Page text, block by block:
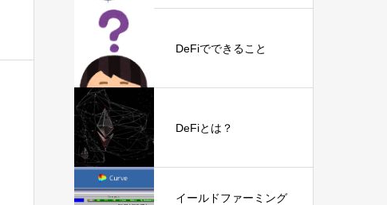
DeFiでできること
DeFiとは？
イールドファーミング